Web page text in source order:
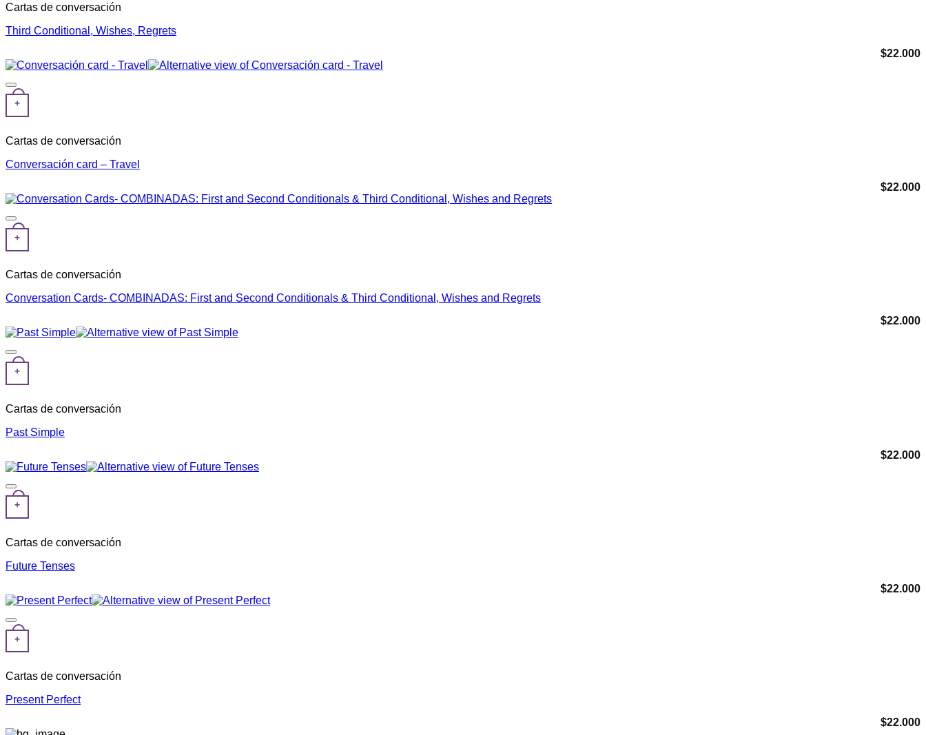
Cartas de conversación
Third Conditional, Wishes, Regrets
$22.000
+
Cartas de conversación
Conversación card – Travel
$22.000
+
Cartas de conversación
Conversation Cards- COMBINADAS: First and Second Conditionals & Third Conditional, Wishes and Regrets
$22.000
+
Cartas de conversación
Past Simple
$22.000
+
Cartas de conversación
Future Tenses
$22.000
+
Cartas de conversación
Present Perfect
$22.000